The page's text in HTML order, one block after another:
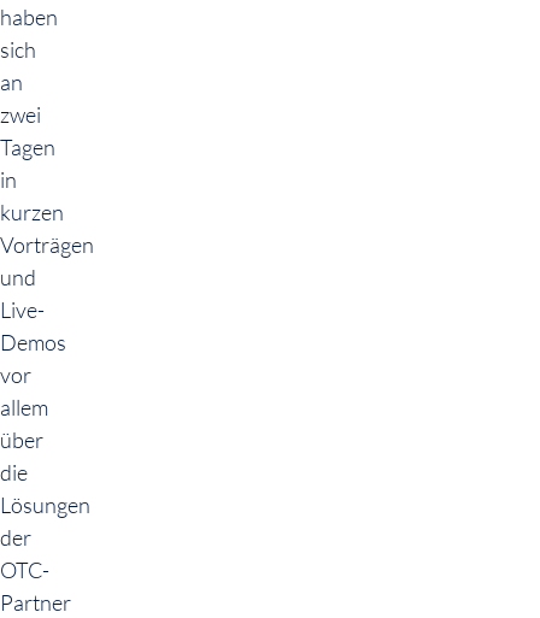
haben
sich
an
zwei
Tagen
in
kurzen
Vorträgen
und
Live-
Demos
vor
allem
über
die
Lösungen
der
OTC-
Partner